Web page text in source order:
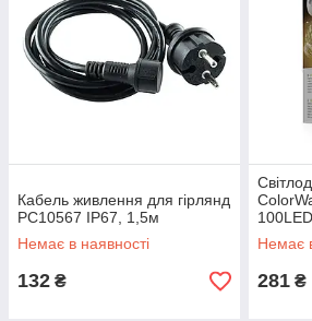
Кабель живлення для гірлянд
PC10567 IP67, 1,5м
Немає в наявності
132 ₴
теплий
Немає
281 ₴